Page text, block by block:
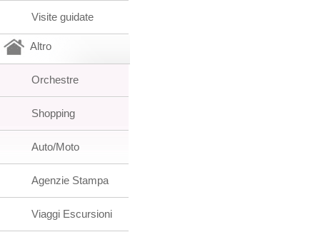
Visite guidate
Altro
Orchestre
Shopping
Auto/Moto
Agenzie Stampa
Viaggi Escursioni